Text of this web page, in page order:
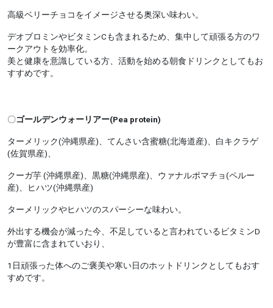
高級ベリーチョコをイメージさせる奥深い味わい。
デオブロミンやビタミンCも含まれるため、集中して頑張る方のワ
ークアウトを効率化。
美と健康を意識している方、活動を始める朝食ドリンクとしてもお
すすめです。
〇ゴールデンウォーリアー(Pea protein)
ターメリック(沖縄県産)、てんさい含蜜糖(北海道産)、白キクラゲ
(佐賀県産)、
クーガ芋 (沖縄県産)、黒糖(沖縄県産)、ウァナルポマチョ(ペルー
産)、ヒハツ(沖縄県産)
ターメリックやヒハツのスパーシーな味わい。
外出する機会が減った今、不足していると言われているビタミンD
が豊富に含まれていおり、
1日頑張った体へのご褒美や寒い日のホットドリンクとしてもおす
すめです。